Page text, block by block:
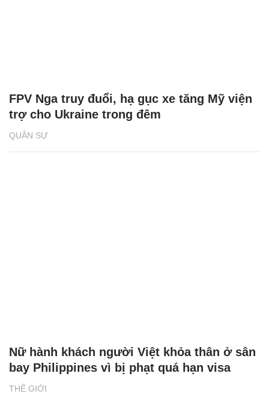
QUÂN SỰ
FPV Nga truy đuổi, hạ gục xe tăng Mỹ viện
trợ cho Ukraine trong đêm
THẾ GIỚI
Nữ hành khách người Việt khỏa thân ở sân
bay Philippines vì bị phạt quá hạn visa